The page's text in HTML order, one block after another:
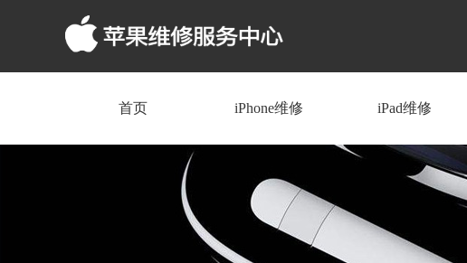
首页 iPhone维修 iPad维修